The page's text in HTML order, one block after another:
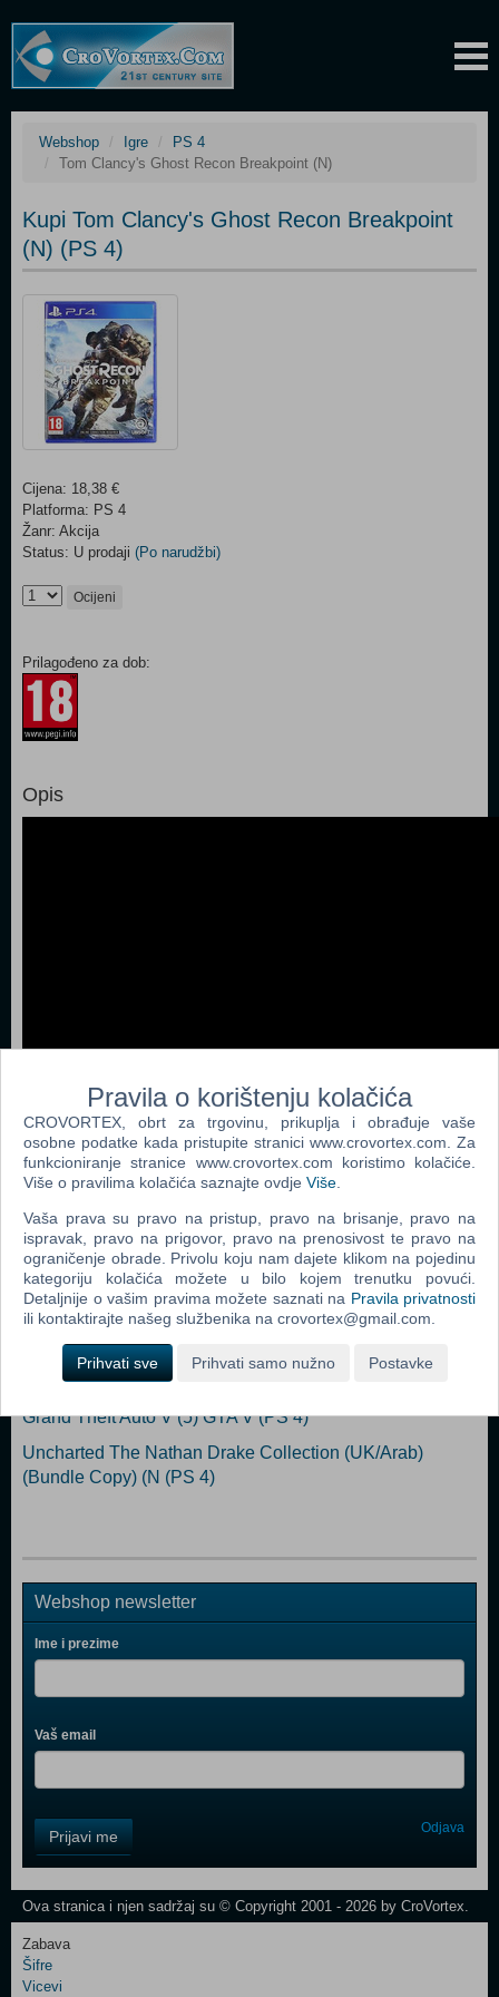
Webshop Igre
PS 4
Tom Clancy's Ghost Recon Breakpoint (N)
Kupi Tom Clancy's Ghost Recon Breakpoint
(N) (PS 4)
Cijena: 18,38 €
Platforma: PS 4
Žanr: Akcija
Status: U prodaji (Po narudžbi)
Ocijeni
Prilagođeno za dob:
Opis
Dodaj u košaricu
Popularno
Grand Theft Auto V (N) (PS 4)
The Last Of Us Remastered (PS 4)
Fallout 4 (PS 4)
Disney Infinity 3.0 Star Wars Starter Pack (N) (PS 4)
Grand Theft Auto V (5) GTA V (PS 4)
Uncharted The Nathan Drake Collection (UK/Arab)
(Bundle Copy) (N (PS 4)
Webshop newsletter
Ime i prezime
Vaš email
Field
One
Newsletter
Control
Prijavi me Odjava
Ova stranica i njen sadržaj su © Copyright 2001 - 2026 by CroVortex.
Zabava
Šifre
Vicevi
Pravila o korištenju kolačića
CROVORTEX, obrt za trgovinu, prikuplja i obrađuje vaše
osobne podatke kada pristupite stranici www.crovortex.com. Za
funkcioniranje stranice www.crovortex.com koristimo kolačiće.
Više o pravilima kolačića saznajte ovdje Više
Vaša prava su pravo na pristup, pravo na brisanje, pravo na
ispravak, pravo na prigovor, pravo na prenosivost te pravo na
ograničenje obrade. Privolu koju nam dajete klikom na pojedinu
kategoriju kolačića možete u bilo kojem trenutku povući.
Detaljnije o vašim pravima možete saznati na Pravila privatnosti
ili kontaktirajte našeg službenika na crovortex@gmail.com.
Prihvati sve Prihvati samo nužno Postavke